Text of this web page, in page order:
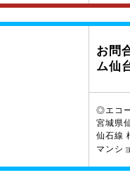
お問
ム仙
◎エコ
宮城県
仙石線
マンシ